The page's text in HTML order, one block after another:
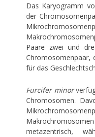
Das Karyogramm
der
Paare zwei und
Chromosomenpaar,
für das
Furcifer minor
Chromosomen.
metazentrisch,